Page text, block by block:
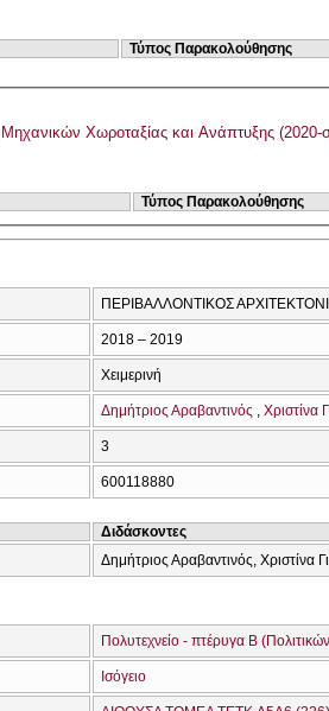
Τύπος Παρακολούθησης
Χωροταξίας και Ανάπτυξης (2020-
Τύπος Παρακολούθησης
ΠΕΡΙΒΑΛΛΟΝΤΙΚΟΣ
2018 – 2019
Χειμερινή
Δημήτριος Αραβαντινός Χριστίνα
3
600118880
Διδάσκοντες
Δημήτριος Αραβαντινός, Χριστίνα
Πολυτεχνείο - πτέρυγα Β
Ισόγειο